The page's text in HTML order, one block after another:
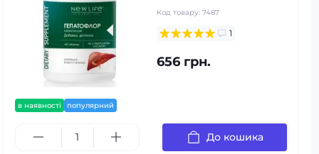
в наявності популярний
Код товару: 7487
1
656 грн.
До кошика